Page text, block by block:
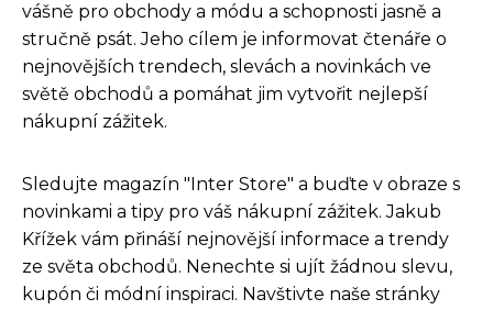
vášně pro obchody a módu a schopnosti jasně a
stručně psát. Jeho cílem je informovat čtenáře o
nejnovějších trendech, slevách a novinkách ve
světě obchodů a pomáhat jim vytvořit nejlepší
nákupní zážitek.
Sledujte magazín "Inter Store" a buďte v obraze s
novinkami a tipy pro váš nákupní zážitek. Jakub
Křížek vám přináší nejnovější informace a trendy
ze světa obchodů. Nenechte si ujít žádnou slevu,
kupón či módní inspiraci. Navštivte naše stránky